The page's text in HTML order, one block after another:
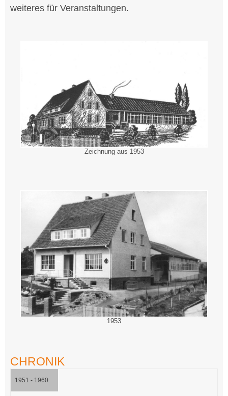
weiteres für Veranstaltungen.
Zeichnung aus 1953
1953
CHRONIK
1951 - 1960